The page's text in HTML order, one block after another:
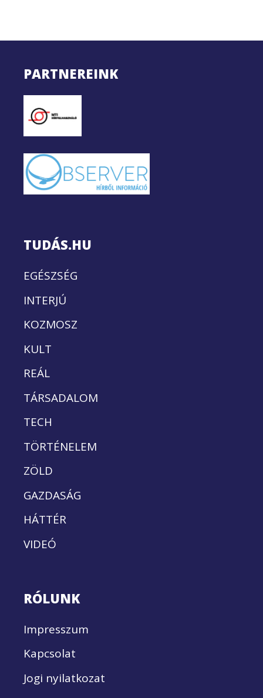
PARTNEREINK
TUDÁS.HU
EGÉSZSÉG
INTERJÚ
KOZMOSZ
KULT
REÁL
TÁRSADALOM
TECH
TÖRTÉNELEM
ZÖLD
GAZDASÁG
HÁTTÉR
VIDEÓ
RÓLUNK
Impresszum
Kapcsolat
Jogi nyilatkozat